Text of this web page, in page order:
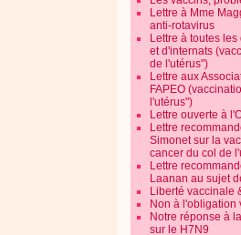
Lettre à Mme
anti-rotavirus
Lettre à toutes
et d'internats
de l'utérus")
Lettre aux
FAPEO
l'utérus")
Lettre ouverte à
Lettre
Simonet sur la
cancer du col de
Lettre
Laanan au sujet
Liberté vaccinale
Non à l'obligation
Notre réponse à
sur le H7N9